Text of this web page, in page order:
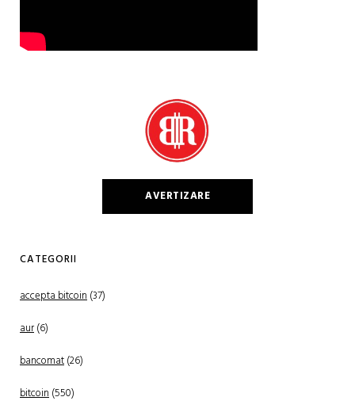
AVERTIZARE
CATEGORII
accepta bitcoin(37)
aur(6)
bancomat(26)
bitcoin(550)